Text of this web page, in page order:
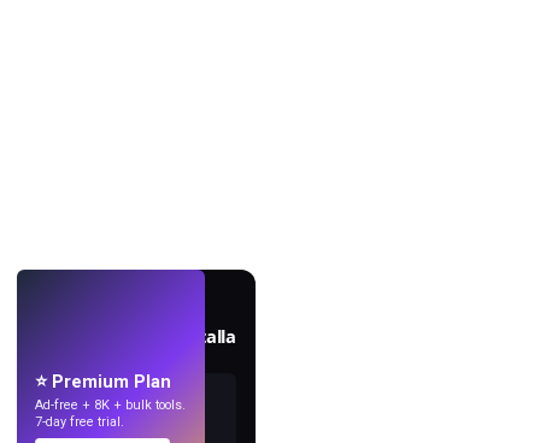
Crea fondos de pantalla
⭐ Premium Plan
Ad-free + 8K + bulk tools.
7-day free trial.